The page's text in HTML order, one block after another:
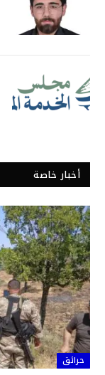
أخبار خاصة
حرائق